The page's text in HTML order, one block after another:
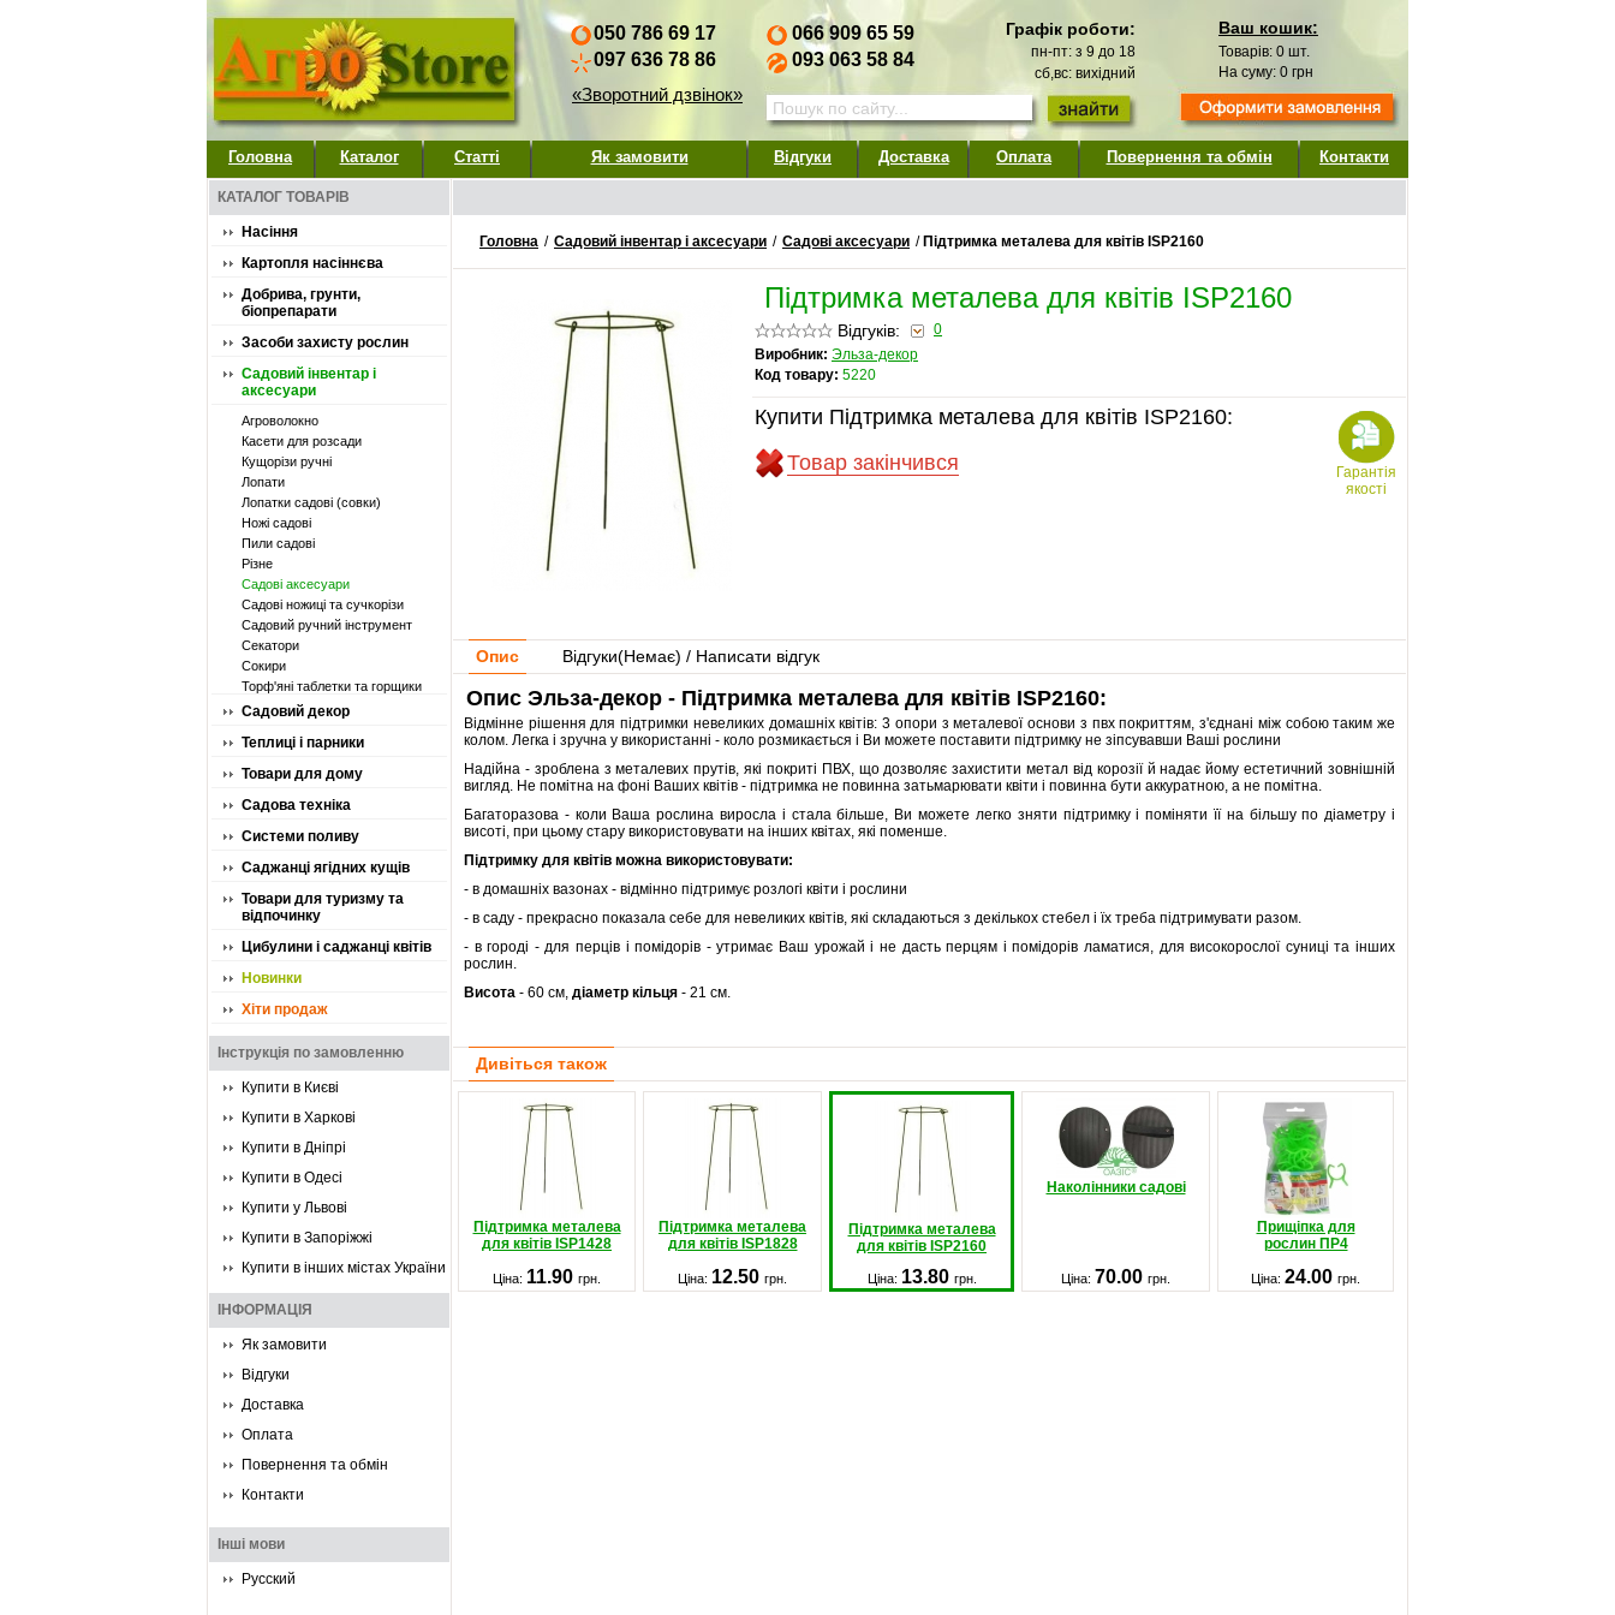
050 786 69 17
097 636 78 86
«Зворотний дзвінок»
066 909 65 59
093 063 58 84
Графік роботи:
пн-пт: з 9 до 18
сб,вс: вихідний
Ваш кошик:
Товарів: 0 шт.
На суму: 0 грн
Головна Каталог Статті Як замовити Відгуки Доставка Оплата Повернення та обмін Контакти
КАТАЛОГ ТОВАРІВ
Насіння
Картопля насіннєва
Добрива, грунти,
біопрепарати
Засоби захисту рослин
Садовий інвентар і
аксесуари
Агроволокно
Касети для розсади
Кущорізи ручні
Лопати
Лопатки садові (совки)
Ножі садові
Пили садові
Різне
Садові аксесуари
Садові ножиці та сучкорізи
Садовий ручний інструмент
Секатори
Сокири
Торф'яні таблетки та горщики
Садовий декор
Теплиці і парники
Товари для дому
Садова техніка
Системи поливу
Саджанці ягідних кущів
Товари для туризму та
відпочинку
Цибулини і саджанці квітів
Новинки
Хіти продаж
Інструкція по замовленню
Купити в Києві
Купити в Харкові
Купити в Дніпрі
Купити в Одесі
Купити у Львові
Купити в Запоріжжі
Купити в інших містах України
ІНФОРМАЦІЯ
Як замовити
Відгуки
Доставка
Оплата
Повернення та обмін
Контакти
Інші мови
Русский
Головна / Садовий інвентар і аксесуари / Садові аксесуари / Підтримка металева для квітів ISP2160
Підтримка металева для квітів ISP2160
Відгуків:
0
Виробник: Эльза-декор
Код товару: 5220
Купити Підтримка металева для квітів ISP2160:
Товар закінчився
Гарантія
якості
Опис Відгуки(Немає) / Написати відгук
Опис Эльза-декор - Підтримка металева для квітів ISP2160:
Відмінне рішення для підтримки невеликих домашніх квітів: 3 опори з металевої основи з пвх покриттям, з'єднані між собою таким же
колом. Легка і зручна у використанні - коло розмикається і Ви можете поставити підтримку не зіпсувавши Ваші рослини
Надійна - зроблена з металевих прутів, які покриті ПВХ, що дозволяє захистити метал від корозії й надає йому естетичний зовнішній
вигляд. Не помітна на фоні Ваших квітів - підтримка не повинна затьмарювати квіти і повинна бути аккуратною, а не помітна.
Багаторазова - коли Ваша рослина виросла і стала більше, Ви можете легко зняти підтримку і поміняти її на більшу по діаметру і
висоті, при цьому стару використовувати на інших квітах, які поменше.
Підтримку для квітів можна використовувати:
- в домашніх вазонах - відмінно підтримує розлогі квіти і рослини
- в саду - прекрасно показала себе для невеликих квітів, які складаються з декількох стебел і їх треба підтримувати разом.
- в городі - для перців і помідорів - утримає Ваш урожай і не дасть перцям і помідорів ламатися, для високорослої суниці та інших
рослин.
Висота - 60 см, діаметр кільця - 21 см.
Дивіться також
Підтримка металева
для квітів ISP1428
Підтримка металева
для квітів ISP1828
Підтримка металева
для квітів ISP2160
Наколінники садові
Прищіпка для
рослин ПР4
Ціна: 11.90 грн. Ціна: 12.50 грн. Ціна: 13.80 грн. Ціна: 70.00 грн. Ціна: 24.00 грн.